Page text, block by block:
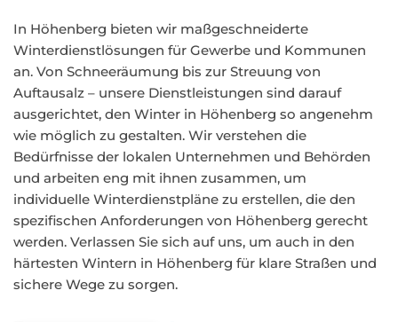
In Höhenberg bieten wir maßgeschneiderte
Winterdienstlösungen für Gewerbe und Kommunen
an. Von Schneeräumung bis zur Streuung von
Auftausalz – unsere Dienstleistungen sind darauf
ausgerichtet, den Winter in Höhenberg so angenehm
wie möglich zu gestalten. Wir verstehen die
Bedürfnisse der lokalen Unternehmen und Behörden
und arbeiten eng mit ihnen zusammen, um
individuelle Winterdienstpläne zu erstellen, die den
spezifischen Anforderungen von Höhenberg gerecht
werden. Verlassen Sie sich auf uns, um auch in den
härtesten Wintern in Höhenberg für klare Straßen und
sichere Wege zu sorgen.